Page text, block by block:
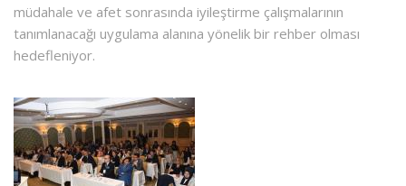
müdahale ve afet sonrasında iyileştirme çalışmalarının
tanımlanacağı uygulama alanına yönelik bir rehber olması
hedefleniyor.